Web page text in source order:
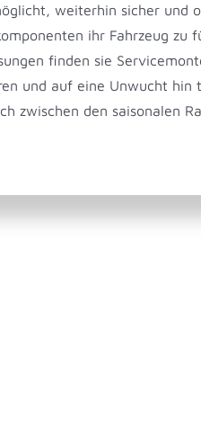
weiterhin sicher und
ihr Fahrzeug zu
finden sie
und auf eine Unwucht hin
zwischen den saisonalen